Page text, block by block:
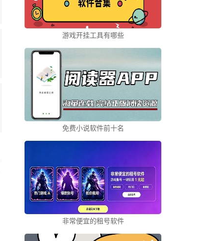
游戏开挂工具有哪些
免费小说软件前十名
非常便宜的租号软件